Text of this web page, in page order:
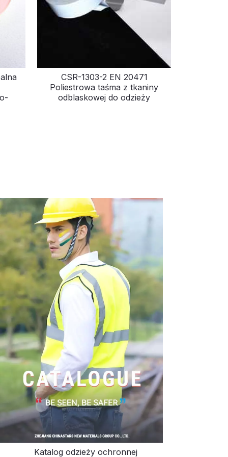
CSR-1303-2 EN 20471
Poliestrowa taśma z tkaniny
odblaskowej do odzieży
Katalog odzieży ochronnej